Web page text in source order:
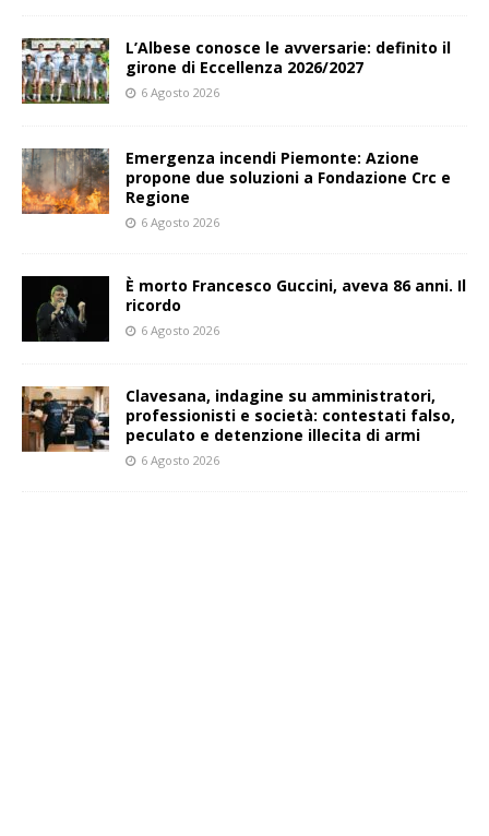
L’Albese conosce le avversarie: definito il
girone di Eccellenza 2026/2027
6 Agosto 2026
Emergenza incendi Piemonte: Azione
propone due soluzioni a Fondazione Crc e
Regione
6 Agosto 2026
È morto Francesco Guccini, aveva 86 anni. Il
ricordo
6 Agosto 2026
Clavesana, indagine su amministratori,
professionisti e società: contestati falso,
peculato e detenzione illecita di armi
6 Agosto 2026